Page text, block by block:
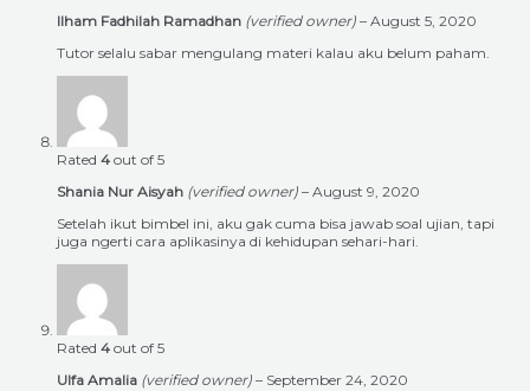
Ilham Fadhilah Ramadhan (verified owner) – August 5, 2020
Tutor selalu sabar mengulang materi kalau aku belum paham.
Rated 4 out of 5
Shania Nur Aisyah (verified owner) – August 9, 2020
Setelah ikut bimbel ini, aku gak cuma bisa jawab soal ujian, tapi
juga ngerti cara aplikasinya di kehidupan sehari-hari.
Rated 4 out of 5
Ulfa Amalia (verified owner) – September 24, 2020